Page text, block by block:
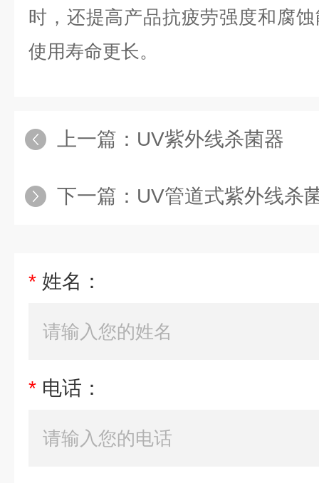
时，还提高产品抗疲劳强度和腐
使用寿命更长。
上一篇： UV紫外线杀菌器
下一篇： UV管道式紫外线杀
* 姓名：
* 电话：